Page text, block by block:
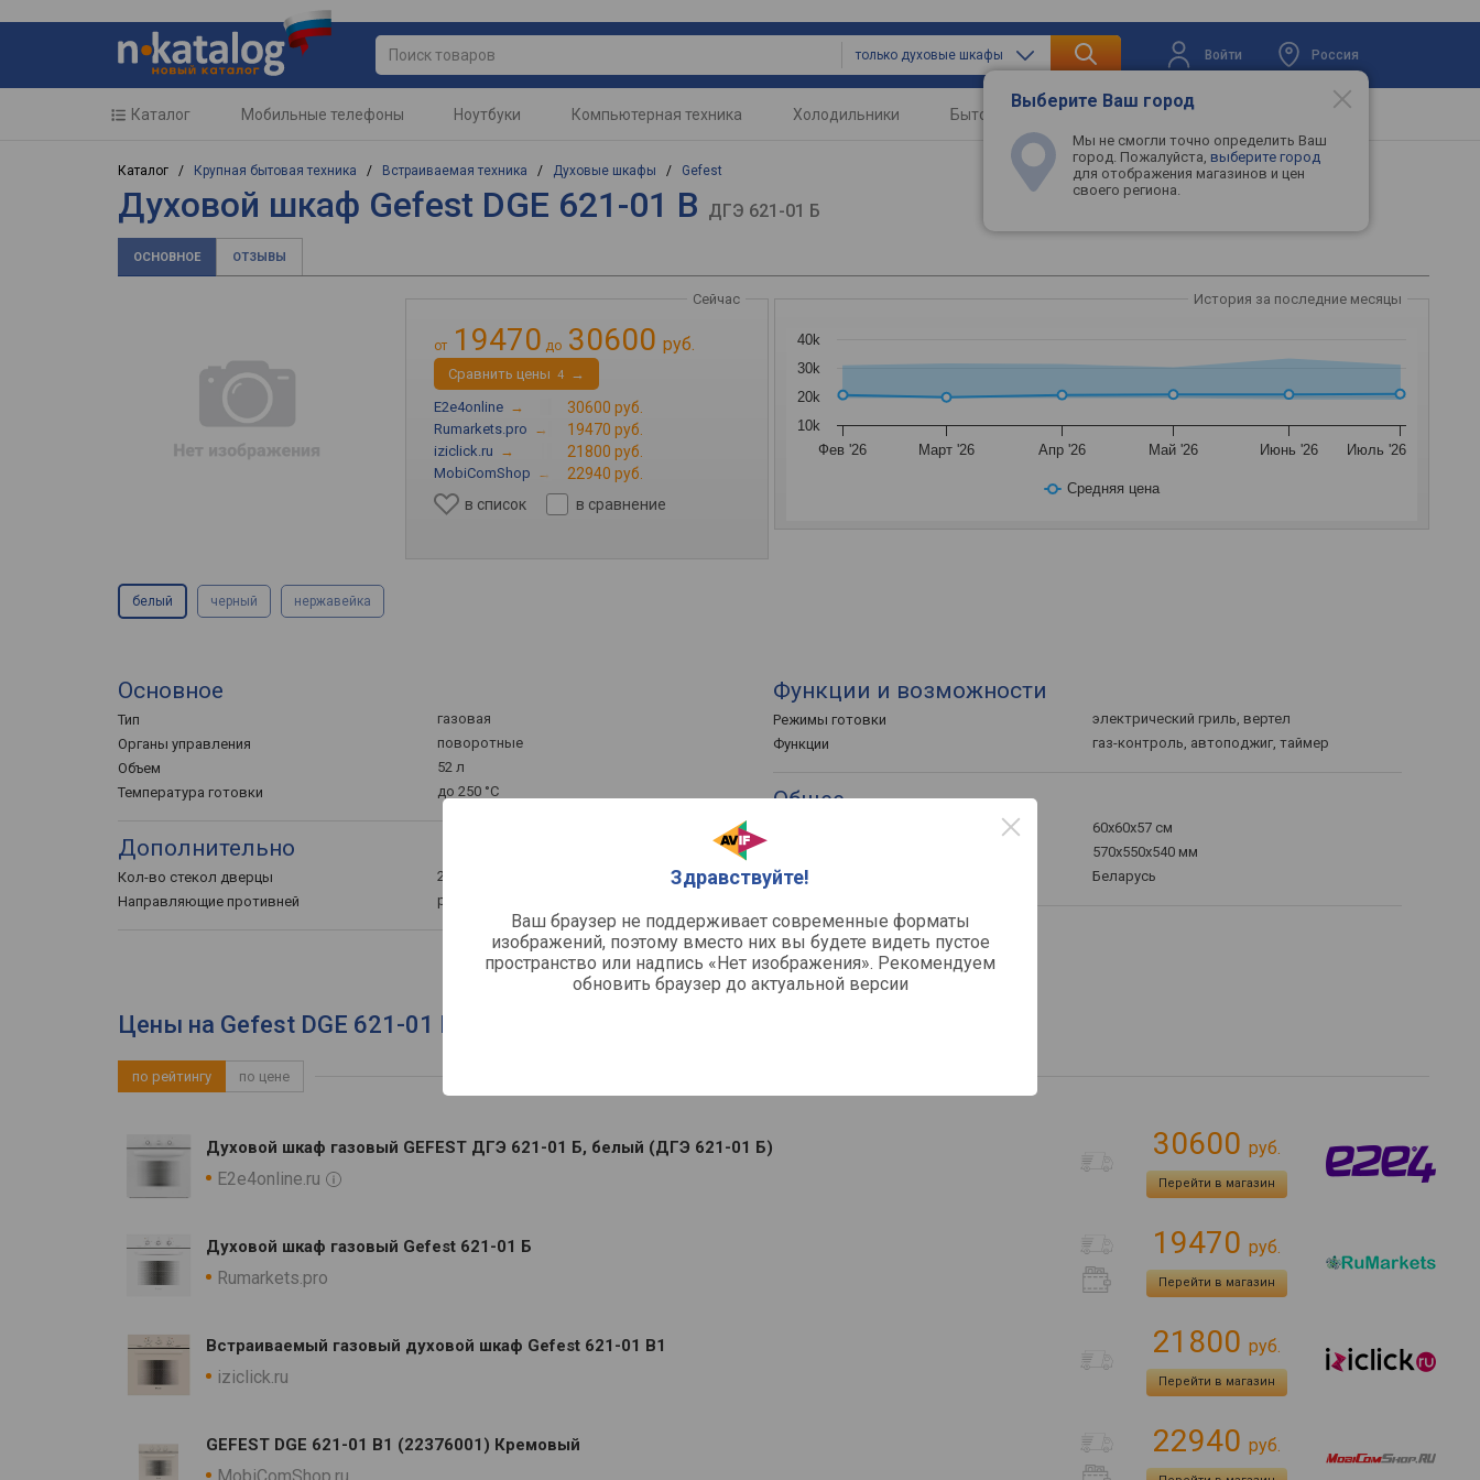
только духовые шкафы Войти Россия
Выберите Ваш город
Мы не смогли точно определить Ваш
город. Пожалуйста, выберите город
для отображения магазинов и цен
своего региона.
Здравствуйте!
Ваш браузер не поддерживает современные форматы
изображений, поэтому вместо них вы будете видеть пустое
пространство или надпись «Нет изображения». Рекомендуем
обновить браузер до актуальной версии
Каталог Мобильные телефоны Ноутбуки Компьютерная техника Холодильники Бытовая техника Телевизоры
Каталог / Крупная бытовая техника / Встраиваемая техника / Духовые шкафы / Gefest
Духовой шкаф Gefest DGE 621-01 B ДГЭ 621-01 Б
ОСНОВНОЕ ОТЗЫВЫ
от 19470 до 30600 руб.
Сейчас
Cравнить цены 4 →
E2e4online → 30600 руб.
Rumarkets.pro → 19470 руб.
iziclick.ru → 21800 руб.
MobiComShop →
22940 руб.
в список
в сравнение
История за последние месяцы
Средняя цена
Фев '26 Март '26 Апр '26 Май '26 Июнь '26 Июль '26
10k
20k
30k
40k
белый черный нержавейка
Основное
Тип
газовая
Органы управления
поворотные
Объем
52 л
Температура готовки
до 250 °C
Дополнительно
Кол-во стекол дверцы
2
Направляющие противней
решетчатые
Функции и возможности
Режимы готовки
электрический гриль, вертел
Функции
газ-контроль, автоподжиг, таймер
Общее
60x60x57 см
570x550x540 мм
Страна производства
Беларусь
Цены на Gefest DGE 621-01 B - выбрать интернет-магазин
по рейтингу по цене
Духовой шкаф газовый GEFEST ДГЭ 621-01 Б, белый (ДГЭ 621-01 Б)
E2e4online.ru
30600 руб.
Перейти в магазин
Духовой шкаф газовый Gefest 621-01 Б
Rumarkets.pro
19470 руб.
Перейти в магазин
Встраиваемый газовый духовой шкаф Gefest 621-01 B1
iziclick.ru
21800 руб.
Перейти в магазин
GEFEST DGE 621-01 B1 (22376001) Кремовый 22940 руб.